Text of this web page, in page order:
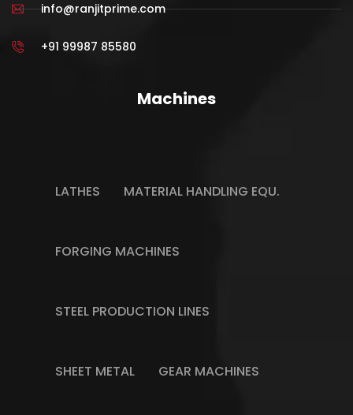
info@ranjitprime.com
+91 99987 85580
Machines
LATHES MATERIAL HANDLING EQU.
FORGING MACHINES
STEEL PRODUCTION LINES
SHEET METAL GEAR MACHINES